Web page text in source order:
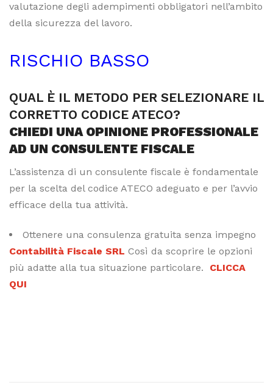
valutazione degli adempimenti obbligatori nell’ambito
della sicurezza del lavoro.
RISCHIO BASSO
QUAL È IL METODO PER SELEZIONARE IL
CORRETTO CODICE ATECO?
CHIEDI UNA OPINIONE PROFESSIONALE
AD UN CONSULENTE FISCALE
L’assistenza di un consulente fiscale è fondamentale
per la scelta del codice ATECO adeguato e per l’avvio
efficace della tua attività.
Ottenere una consulenza gratuita senza impegno
Contabilità Fiscale SRL Così da scoprire le opzioni
più adatte alla tua situazione particolare. CLICCA
QUI